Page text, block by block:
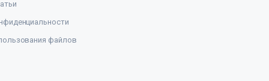
файлов